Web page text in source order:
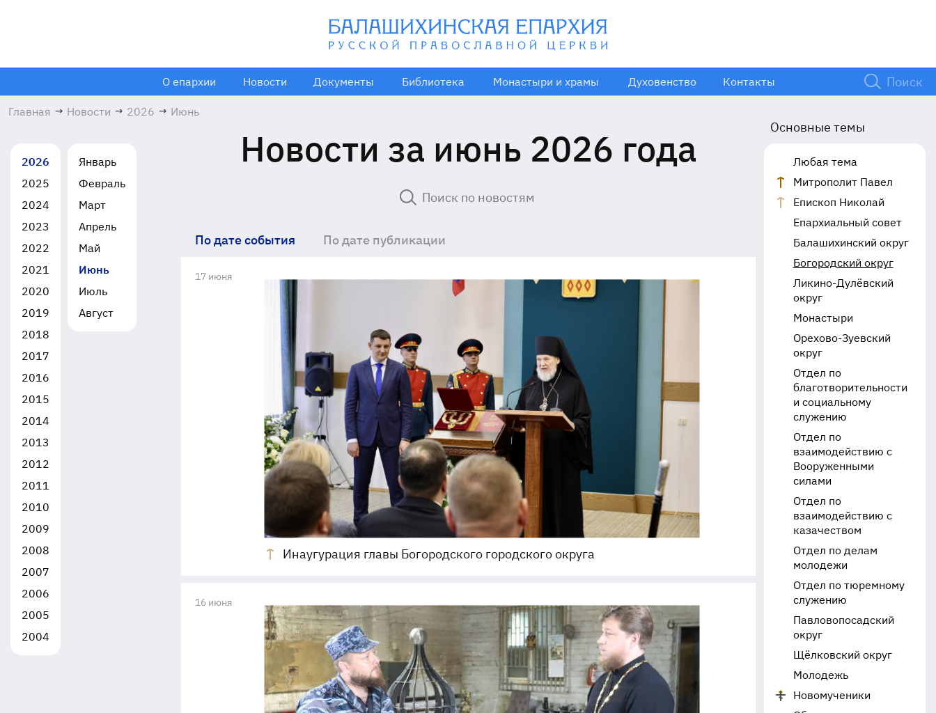
О епархии Новости Документы Библиотека Монастыри и храмы Духовенство Контакты
Главная → Новости → 2026 → Июнь
2026
2025
2024
2023
2022
2021
2020
2019
2018
2017
2016
2015
2014
2013
2012
2011
2010
2009
2008
2007
2006
2005
2004
Январь
Февраль
Март
Апрель
Май
Июнь
Июль
Август
Новости за июнь 2026 года
По дате события По дате публикации
17 июня
Инаугурация главы Богородского городского округа
16 июня
Основные темы
Любая тема
Митрополит Павел
Епископ Николай
Епархиальный совет
Балашихинский округ
Богородский округ
Ликино-Дулёвский
округ
Монастыри
Орехово-Зуевский
округ
Отдел по
благотворительности
и социальному
служению
Отдел по
взаимодействию с
Вооруженными
силами
Отдел по
взаимодействию с
казачеством
Отдел по делам
молодежи
Отдел по тюремному
служению
Павловопосадский
округ
Щёлковский округ
Молодежь
Новомученики